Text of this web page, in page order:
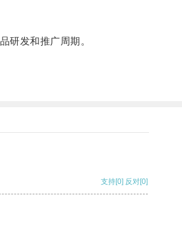
研发和推广周期。
支持[0] 反对[0]